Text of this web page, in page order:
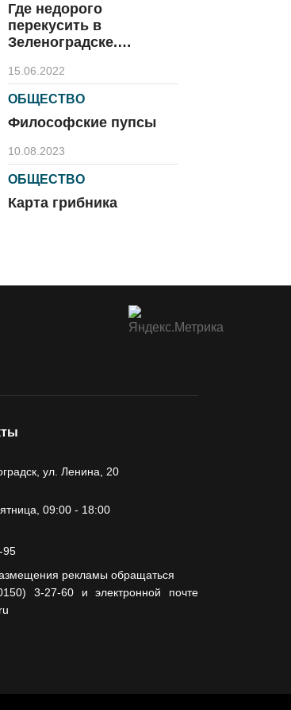
Где недорого
перекусить в
Зеленоградске.
15.06.2022
ОБЩЕСТВО
Философские пупсы
10.08.2023
ОБЩЕСТВО
Карта грибника
Официальные пляжи
купайтесь без опаски
вернуть деньги
Гавайи и Хургада в
21.04.2023
ОБРАТНАЯ СВЯЗЬ
ул. Ленина, 20
09:00 - 18:00
95
рекламы обращаться
3-27-60 и электронной почте